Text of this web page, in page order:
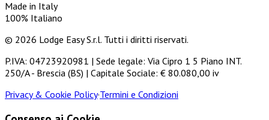
Made in Italy
100% Italiano
© 2026 Lodge Easy S.r.l. Tutti i diritti riservati.
P.IVA: 04723920981 | Sede legale: Via Cipro 1 5 Piano INT.
250/A - Brescia (BS) | Capitale Sociale: € 80.080,00 iv
Privacy & Cookie Policy·Termini e Condizioni